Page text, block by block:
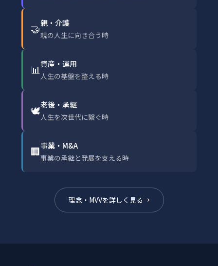
🤝親・介護
親の人生に向き合う時
📊資産・運用
人生の基盤を整える時
🕊老後・承継
人生を次世代に繋ぐ時
🏢事業・M&A
事業の承継と発展を支える時
理念・MVVを詳しく見る